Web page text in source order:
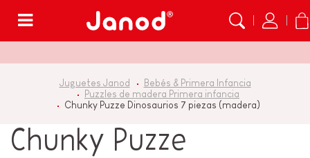
Juguetes Janod
Bebés & Primera Infancia
Puzzles de madera Primera infancia
Chunky Puzze Dinosaurios 7 piezas (madera)
Chunky Puzze